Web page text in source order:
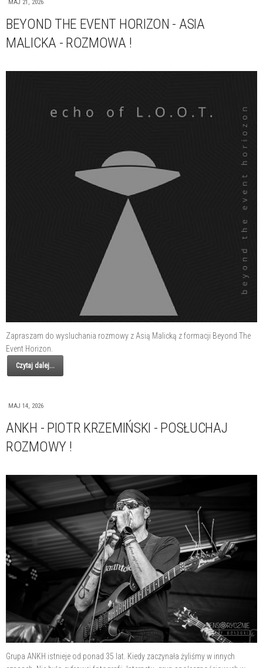
MAJ 21, 2026
BEYOND THE EVENT HORIZON - ASIA
MALICKA - ROZMOWA !
Zapraszam do wysluchania rozmowy z Asią Malicką z formacji Beyond The
Event Horizon.
Czytaj dalej...
MAJ 14, 2026
ANKH - PIOTR KRZEMIŃSKI - POSŁUCHAJ
ROZMOWY !
Grupa ANKH istnieje od ponad 35 lat. Kiedy zaczynała żyliśmy w innych